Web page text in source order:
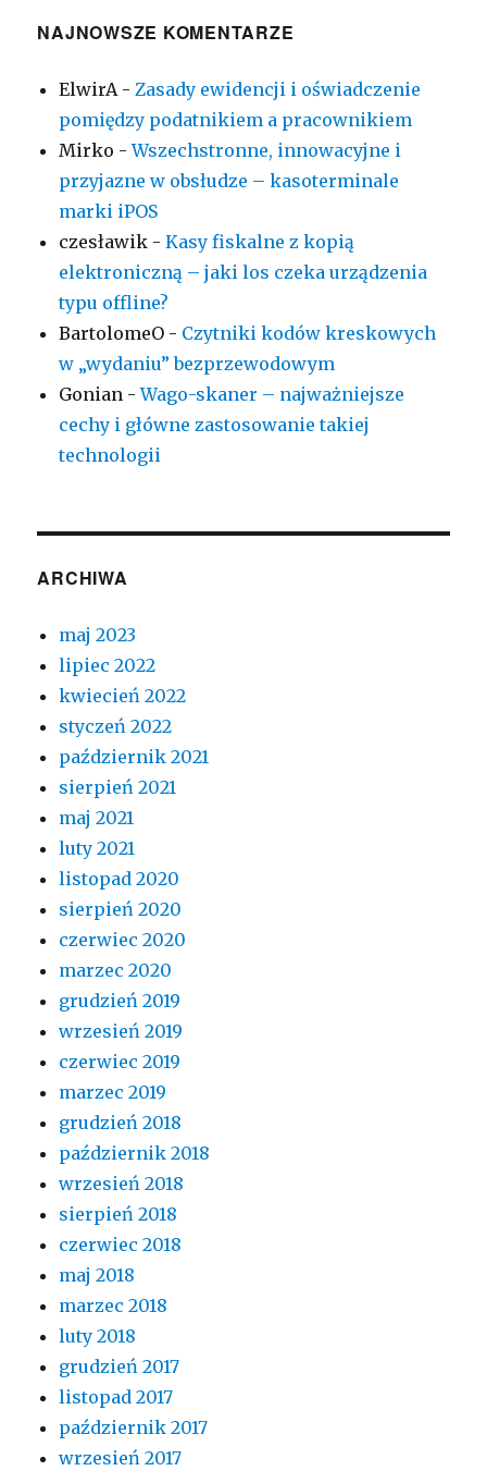
NAJNOWSZE KOMENTARZE
ElwirA-Zasady ewidencji i oświadczenie
pomiędzy podatnikiem a pracownikiem
Mirko -Wszechstronne, innowacyjne i
przyjazne w obsłudze – kasoterminale
marki iPOS
czesławik -Kasy fiskalne z kopią
elektroniczną – jaki los czeka urządzenia
typu offline?
BartolomeO - Czytniki kodów kreskowych
w „wydaniu” bezprzewodowym
Gonian -Wago-skaner – najważniejsze
cechy i główne zastosowanie takiej
technologii
ARCHIWA
maj 2023
lipiec 2022
kwiecień 2022
styczeń 2022
październik 2021
sierpień 2021
maj 2021
luty 2021
listopad 2020
sierpień 2020
czerwiec 2020
marzec 2020
grudzień 2019
wrzesień 2019
czerwiec 2019
marzec 2019
grudzień 2018
październik 2018
wrzesień 2018
sierpień 2018
czerwiec 2018
maj 2018
marzec 2018
luty 2018
grudzień 2017
listopad 2017
październik 2017
wrzesień 2017